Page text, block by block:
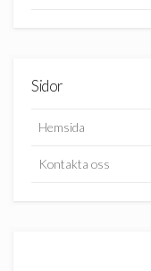
Sidor
Hemsida
Kontakta oss